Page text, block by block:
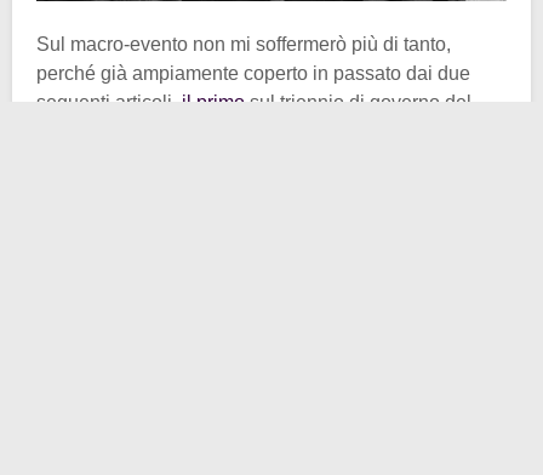
Sul macro-evento non mi soffermerò più di tanto,
perché già ampiamente coperto in passato dai due
seguenti articoli, il primo sul triennio di governo del